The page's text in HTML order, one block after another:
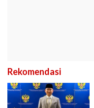
Rekomendasi